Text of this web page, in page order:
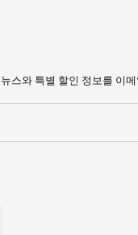
스와 특별 할인 정보를 이